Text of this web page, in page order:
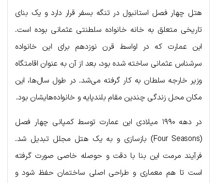
هتل چهار فصل استانبول در تنگه بسفر قرار دارد و یک بنای
تاریخی متعلق به خانه خانواده سلطنتی عثمانی بوده است.
این عمارت که در اواسط قرن نوزدهم برای این خانواده
سرشناس عثمانی ساخته شده بود، بعد از آن به عنوان اقامتگاه
وزیر خارجه سلطان به کار گرفته می‌شد. در طول سال‌ها، این
مکان محل زندگی چندین مقام بلندپایه و خانواده‌هایشان بود.
در دهه ۱۹۹۰ میلادی این عمارت توسط کمپانی چهار فصل
(Four Seasons) بازسازی و به یک هتل مجلل تبدیل شد.
فرآیند مرمت این بنا با دقت و حوصله خاصی صورت گرفته
است تا هم معماری و طراحی اصلی ساختمان حفظ شود و